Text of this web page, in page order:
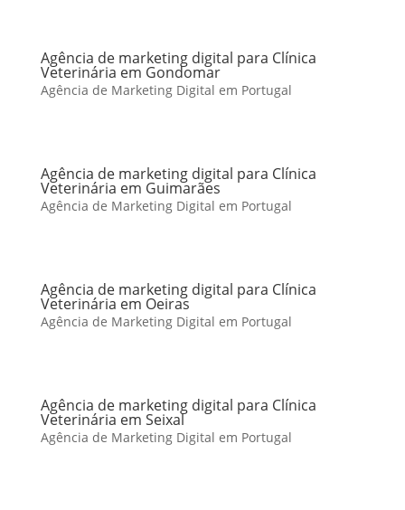
Agência de marketing digital para Clínica
Veterinária em Gondomar
Agência de Marketing Digital em Portugal
Agência de marketing digital para Clínica
Veterinária em Guimarães
Agência de Marketing Digital em Portugal
Agência de marketing digital para Clínica
Veterinária em Oeiras
Agência de Marketing Digital em Portugal
Agência de marketing digital para Clínica
Veterinária em Seixal
Agência de Marketing Digital em Portugal